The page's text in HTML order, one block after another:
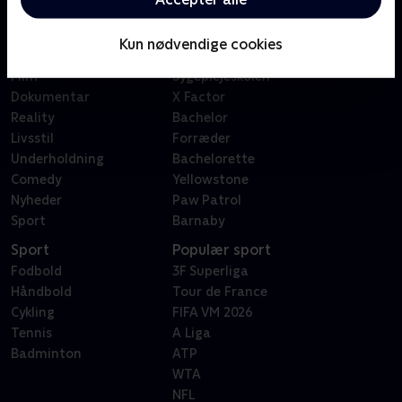
Kun nødvendige cookies
Kategorier
Film
Dokumentar
Reality
Livsstil
Underholdning
Comedy
Nyheder
Sport
Badehotellet
Sygeplejeskolen
X Factor
Bachelor
Forræder
Bachelorette
Yellowstone
Paw Patrol
Barnaby
Sport
Fodbold
Håndbold
Cykling
Tennis
Badminton
Populær sport
3F Superliga
Tour de France
FIFA VM 2026
A Liga
ATP
WTA
NFL